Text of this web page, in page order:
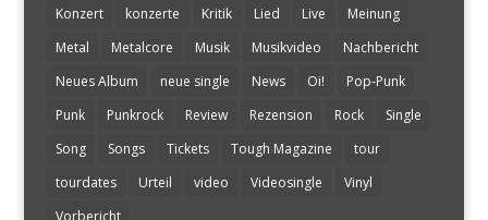
Konzert
konzerte Kritik Lied Live
Meinung
Metal
Metalcore Musik Musikvideo
Nachbericht
Neues Album
neue single News Oi!
Pop-Punk
Punk
Punkrock Review Rezension Rock
Single
Song
Songs Tickets Tough Magazine
tour
tourdates
Urteil video Videosingle
Vinyl
Vorbericht